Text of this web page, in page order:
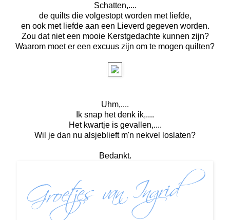
Schatten,....
de quilts die volgestopt worden met liefde,
en ook met liefde aan een Lieverd gegeven worden.
Zou dat niet een mooie Kerstgedachte kunnen zijn?
Waarom moet er een excuus zijn om te mogen quilten?
Uhm,....
Ik snap het denk ik,....
Het kwartje is gevallen,....
Wil je dan nu alsjeblieft m'n nekvel loslaten?
Bedankt.